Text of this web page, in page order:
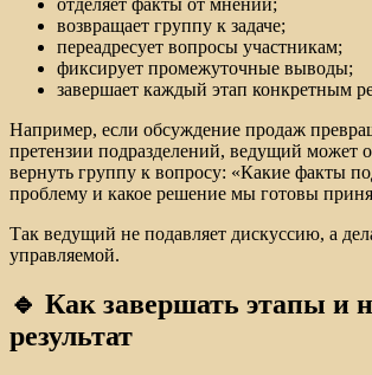
возвращает группу к задаче;
переадресует вопросы участникам;
фиксирует промежуточные выводы;
завершает каждый этап конкретным
Например, если обсуждение продаж
претензии подразделений, ведущий может
вернуть группу к вопросу: «Какие факты
проблему и какое решение мы готовы
Так ведущий не подавляет дискуссию, а
управляемой.
🔹 Как завершать этапы и
результат